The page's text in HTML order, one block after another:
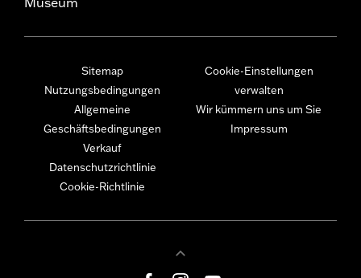
Sitemap
Nutzungsbedingungen
Allgemeine
Geschäftsbedingungen
Verkauf
Datenschutzrichtlinie
Cookie-Richtlinie
Cookie-Einstellungen
verwalten
Wir kümmern uns um Sie
Impressum